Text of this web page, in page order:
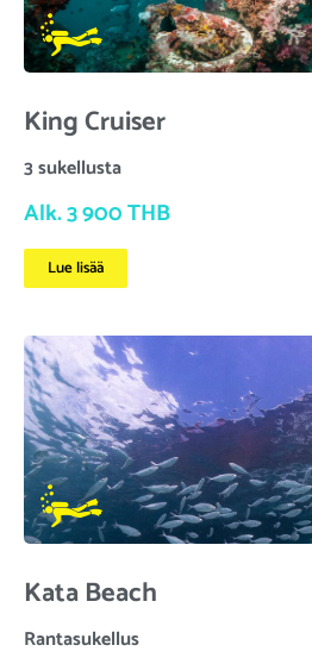
King Cruiser
3 sukellusta
Alk. 3 900 THB
Lue lisää
Kata Beach
Rantasukellus